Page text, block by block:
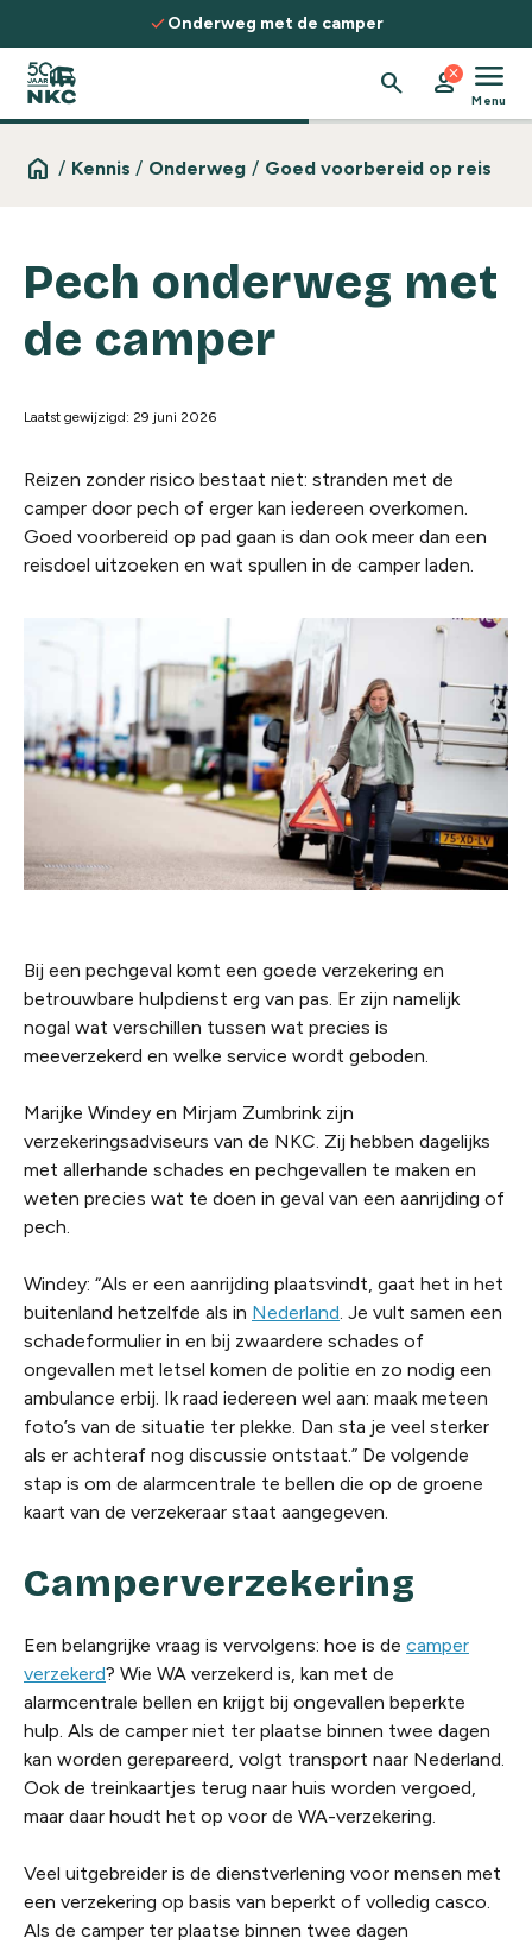
Spring naar de inhoud
Onderweg met de camper
search person
close menu
Menu
home / Kennis / Onderweg / Goed voorbereid op reis
Pech onderweg met
de camper
Laatst gewijzigd: 29 juni 2026
Reizen zonder risico bestaat niet: stranden met de
camper door pech of erger kan iedereen overkomen.
Goed voorbereid op pad gaan is dan ook meer dan een
reisdoel uitzoeken en wat spullen in de camper laden.
Bij een pechgeval komt een goede verzekering en
betrouwbare hulpdienst erg van pas. Er zijn namelijk
nogal wat verschillen tussen wat precies is
meeverzekerd en welke service wordt geboden.
Marijke Windey en Mirjam Zumbrink zijn
verzekeringsadviseurs van de NKC. Zij hebben dagelijks
met allerhande schades en pechgevallen te maken en
weten precies wat te doen in geval van een aanrijding of
pech.
Windey: “Als er een aanrijding plaatsvindt, gaat het in het
buitenland hetzelfde als in Nederland. Je vult samen een
schadeformulier in en bij zwaardere schades of
ongevallen met letsel komen de politie en zo nodig een
ambulance erbij. Ik raad iedereen wel aan: maak meteen
foto’s van de situatie ter plekke. Dan sta je veel sterker
als er achteraf nog discussie ontstaat.” De volgende
stap is om de alarmcentrale te bellen die op de groene
kaart van de verzekeraar staat aangegeven.
Camperverzekering
Een belangrijke vraag is vervolgens: hoe is de camper
verzekerd? Wie WA verzekerd is, kan met de
alarmcentrale bellen en krijgt bij ongevallen beperkte
hulp. Als de camper niet ter plaatse binnen twee dagen
kan worden gerepareerd, volgt transport naar Nederland.
Ook de treinkaartjes terug naar huis worden vergoed,
maar daar houdt het op voor de WA-verzekering.
Veel uitgebreider is de dienstverlening voor mensen met
een verzekering op basis van beperkt of volledig casco.
Als de camper ter plaatse binnen twee dagen